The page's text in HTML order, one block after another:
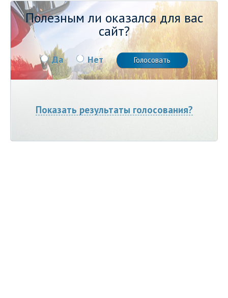
Полезным ли оказался для вас
сайт?
Да Нет
Показать результаты голосования?